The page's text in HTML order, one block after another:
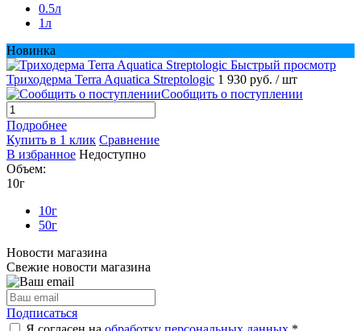
0.5л
1л
Новинка
Быстрый просмотр
Триходерма Terra Aquatica Streptologic 1 930 руб. / шт
Сообщить о поступлении
Подробнее
Купить в 1 клик Сравнение
В избранное Недоступно
Объем:
10г
10г
50г
Новости магазина
Свежие новости магазина
Подписаться